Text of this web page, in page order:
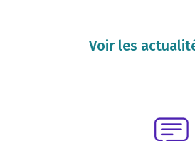
Voir les